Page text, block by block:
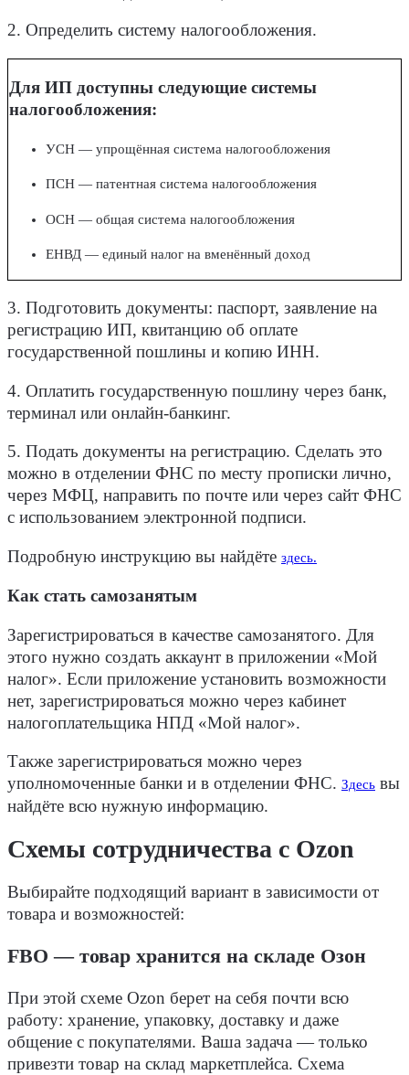
2. Определить систему налогообложения.
Для ИП доступны следующие системы
налогообложения:
УСН — упрощённая система налогообложения
ПСН — патентная система налогообложения
ОСН — общая система налогообложения
ЕНВД — единый налог на вменённый доход
3. Подготовить документы: паспорт, заявление на
регистрацию ИП, квитанцию об оплате
государственной пошлины и копию ИНН.
4. Оплатить государственную пошлину через банк,
терминал или онлайн-банкинг.
5. Подать документы на регистрацию. Сделать это
можно в отделении ФНС по месту прописки лично,
через МФЦ, направить по почте или через сайт ФНС
с использованием электронной подписи.
Подробную инструкцию вы найдёте здесь.
Как стать самозанятым
Зарегистрироваться в качестве самозанятого. Для
этого нужно создать аккаунт в приложении «Мой
налог». Если приложение установить возможности
нет, зарегистрироваться можно через кабинет
налогоплательщика НПД «Мой налог».
Также зарегистрироваться можно через
уполномоченные банки и в отделении ФНС. Здесь вы
найдёте всю нужную информацию.
Схемы сотрудничества с Ozon
Выбирайте подходящий вариант в зависимости от
товара и возможностей:
FBO — товар хранится на складе Озон
При этой схеме Ozon берет на себя почти всю
работу: хранение, упаковку, доставку и даже
общение с покупателями. Ваша задача — только
привезти товар на склад маркетплейса. Схема